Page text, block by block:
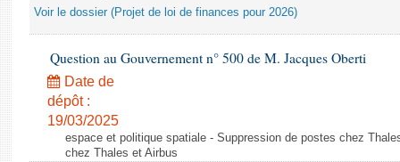
Voir le dossier (Projet de loi de finances pour 2026)
Question au Gouvernement n° 500 de M. Jacques Oberti
Date de
dépôt :
19/03/2025
espace et politique spatiale - Suppression de postes chez
chez Thales et Airbus